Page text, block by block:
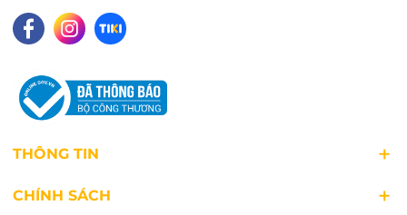
được tư vấn, hỗ trợ ngay nhé!
THÔNG TIN
CHÍNH SÁCH